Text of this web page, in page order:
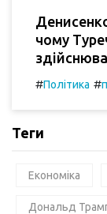
чому
#Політика #
Теги
Економіка
Дональд